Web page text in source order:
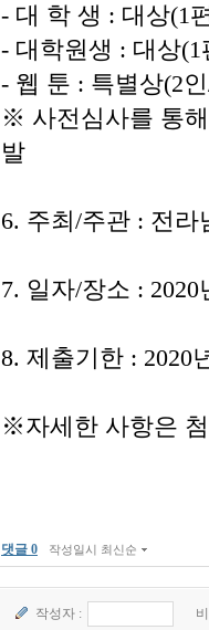
- 대 학 생 : 대상(1
- 대학원생 : 대상(1
- 웹 툰 : 특별상(2인
※ 사전심사를 통
발
6. 주최/주관 : 전라
7. 일자/장소 : 2020
8. 제출기한 : 2020
※자세한 사항은
댓글 0 작성일시 최신순
작성자 :